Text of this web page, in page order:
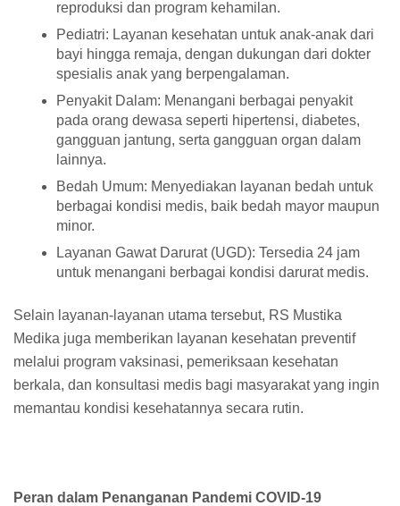
reproduksi dan program kehamilan.
Pediatri: Layanan kesehatan untuk anak-anak dari
bayi hingga remaja, dengan dukungan dari dokter
spesialis anak yang berpengalaman.
Penyakit Dalam: Menangani berbagai penyakit
pada orang dewasa seperti hipertensi, diabetes,
gangguan jantung, serta gangguan organ dalam
lainnya.
Bedah Umum: Menyediakan layanan bedah untuk
berbagai kondisi medis, baik bedah mayor maupun
minor.
Layanan Gawat Darurat (UGD): Tersedia 24 jam
untuk menangani berbagai kondisi darurat medis.
Selain layanan-layanan utama tersebut, RS Mustika
Medika juga memberikan layanan kesehatan preventif
melalui program vaksinasi, pemeriksaan kesehatan
berkala, dan konsultasi medis bagi masyarakat yang ingin
memantau kondisi kesehatannya secara rutin.
Peran dalam Penanganan Pandemi COVID-19